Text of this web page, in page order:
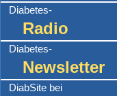
Diabetes-
Radio
Diabetes-
Newsletter
DiabSite bei